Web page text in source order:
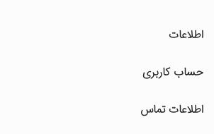
اطلاعات
حساب کاربری
اطلاعات تماس